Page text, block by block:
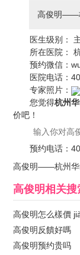
高俊明——
医生级别：
所在医院：
预约微信：
医院电话：
专家照片：
您觉得杭州
价吧！
预约电话：
高俊明——杭州华
高俊明相关搜
高俊明怎么樣價
高俊明反饋好嗎
高俊明预约贵吗